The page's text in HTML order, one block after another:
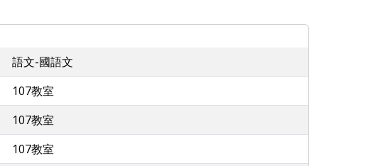
語文-國語文
107教室
107教室
107教室